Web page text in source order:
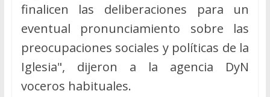
finalicen las deliberaciones para un
eventual pronunciamiento sobre las
preocupaciones sociales y políticas de la
Iglesia", dijeron a la agencia DyN
voceros habituales.